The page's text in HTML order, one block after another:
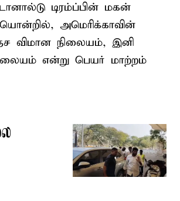
டிரம்ப்பின் மகன்
அமெரிக்காவின்
விமான நிலையம், இனி
என்று பெயர் மாற்றம்